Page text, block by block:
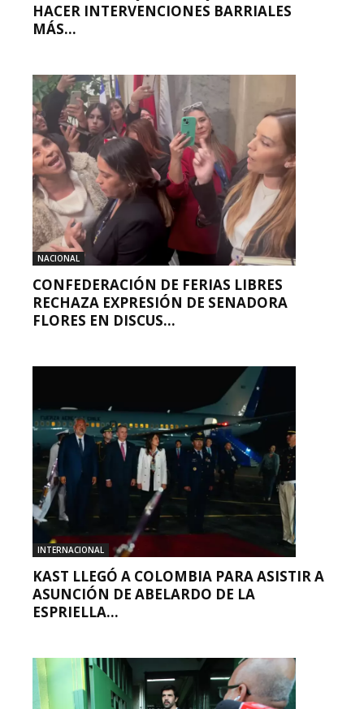
HACER INTERVENCIONES BARRIALES
MÁS...
NACIONAL
CONFEDERACIÓN DE FERIAS LIBRES
RECHAZA EXPRESIÓN DE SENADORA
FLORES EN DISCUS...
INTERNACIONAL
KAST LLEGÓ A COLOMBIA PARA ASISTIR A
ASUNCIÓN DE ABELARDO DE LA
ESPRIELLA...